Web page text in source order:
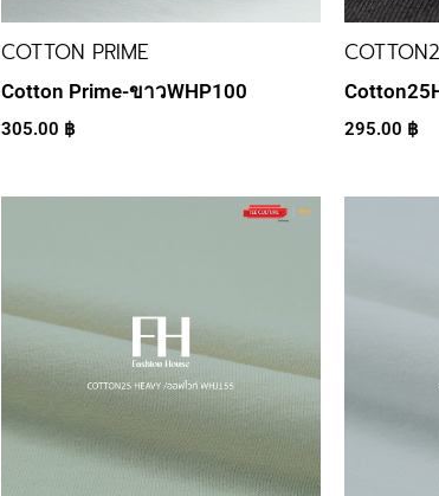
COTTON PRIME
Cotton Prime-ขาวWHP100
305.00 ฿ 295.00 ฿